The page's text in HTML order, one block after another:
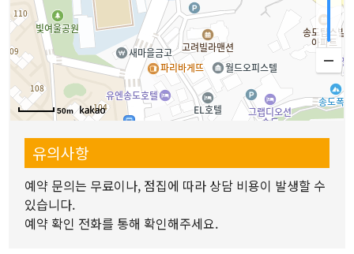
50m
1. 위치나 원하는 분야를 선택하고 원하는 선생님을 지정
하세요.
2.
선생님 상세정보와 리뷰 위치 등을 확인해주세요.
3.
예약상담문의를 통해 예약해주세요.
4. 선생님과 날짜와 시간을 협의 후 상담을 진행하면 됩니
다.
유의사항
예약 문의는 무료이나, 점집에 따라 상담 비용이 발생할 수
있습니다.
예약 확인 전화를 통해 확인해주세요.